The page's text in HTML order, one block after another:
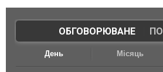
ОБГОВОРЮВАНЕ|
День Місяць